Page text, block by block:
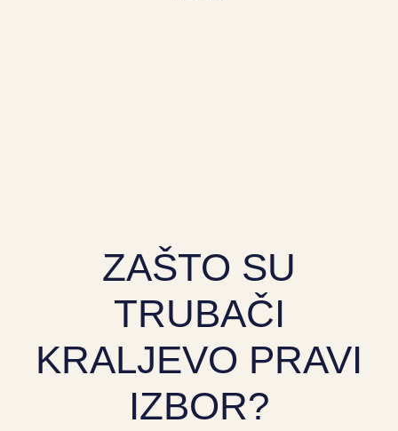
ZAŠTO SU
TRUBAČI
KRALJEVO PRAVI
IZBOR?